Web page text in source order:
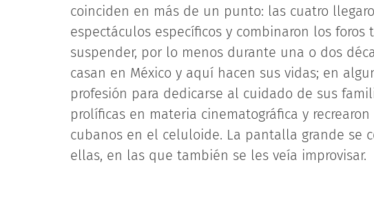
coinciden en más de un punto: las cuatro
espectáculos específicos y combinaron los
suspender, por lo menos durante una o dos
casan en México y aquí hacen sus vidas; en
profesión para dedicarse al cuidado de sus
prolíficas en materia cinematográfica y
cubanos en el celuloide. La pantalla grande se
ellas, en las que también se les veía improvisar.